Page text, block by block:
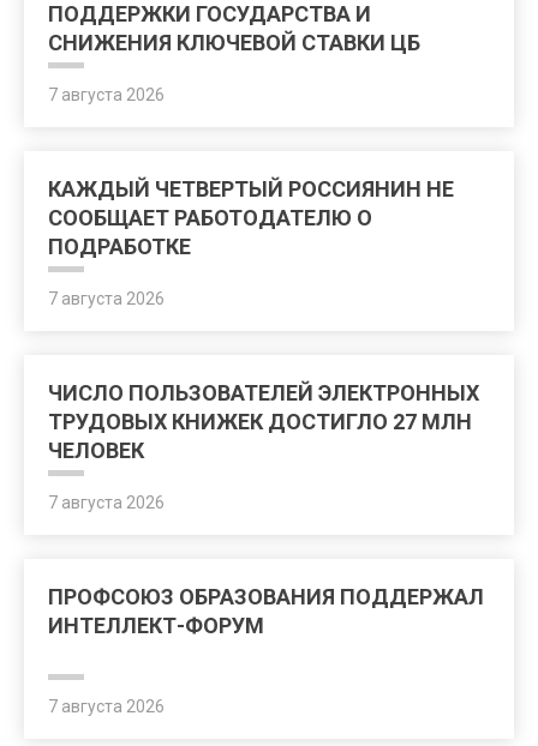
ПОДДЕРЖКИ ГОСУДАРСТВА И
СНИЖЕНИЯ КЛЮЧЕВОЙ СТАВКИ ЦБ
7 августа 2026
КАЖДЫЙ ЧЕТВЕРТЫЙ РОССИЯНИН НЕ
СООБЩАЕТ РАБОТОДАТЕЛЮ О
ПОДРАБОТКЕ
7 августа 2026
ЧИСЛО ПОЛЬЗОВАТЕЛЕЙ ЭЛЕКТРОННЫХ
ТРУДОВЫХ КНИЖЕК ДОСТИГЛО 27 МЛН
ЧЕЛОВЕК
7 августа 2026
ПРОФСОЮЗ ОБРАЗОВАНИЯ ПОДДЕРЖАЛ
ИНТЕЛЛЕКТ-ФОРУМ
7 августа 2026